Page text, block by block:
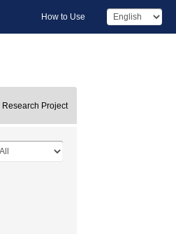
How to Use
Research Project